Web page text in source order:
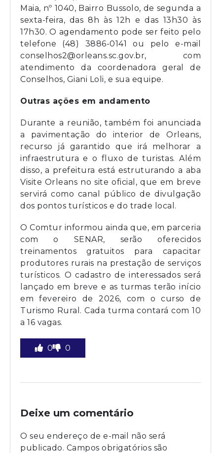
Maia, nº 1040, Bairro Bussolo, de segunda a
sexta-feira, das 8h às 12h e das 13h30 às
17h30. O agendamento pode ser feito pelo
telefone (48) 3886-0141 ou pelo e-mail
conselhos2@orleans.sc.gov.br, com
atendimento da coordenadora geral de
Conselhos, Giani Loli, e sua equipe.
Outras ações em andamento
Durante a reunião, também foi anunciada
a pavimentação do interior de Orleans,
recurso já garantido que irá melhorar a
infraestrutura e o fluxo de turistas. Além
disso, a prefeitura está estruturando a aba
Visite Orleans no site oficial, que em breve
servirá como canal público de divulgação
dos pontos turísticos e do trade local.
O Comtur informou ainda que, em parceria
com o SENAR, serão oferecidos
treinamentos gratuitos para capacitar
produtores rurais na prestação de serviços
turísticos. O cadastro de interessados será
lançado em breve e as turmas terão início
em fevereiro de 2026, com o curso de
Turismo Rural. Cada turma contará com 10
a 16 vagas.
0 0
Deixe um comentário
O seu endereço de e-mail não será
publicado. Campos obrigatórios são